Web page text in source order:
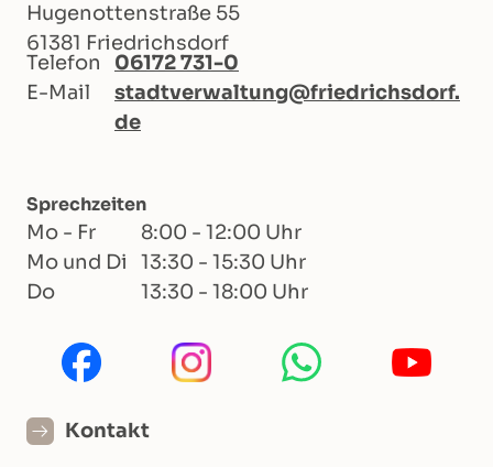
Hugenottenstraße 55
61381 Friedrichsdorf
Telefon
06172 731-0
E-Mail
stadtverwaltung@friedrichsdorf.
de
Sprechzeiten
Mo - Fr
8:00 - 12:00 Uhr
Mo und Di
13:30 - 15:30 Uhr
Do
13:30 - 18:00 Uhr
Kontakt